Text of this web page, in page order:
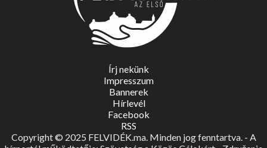
Írj nekünk
Impresszum
Bannerek
Hírlevél
Facebook
RSS
Copyright © 2025 FELVIDÉK.ma. Minden jog fenntartva. - A